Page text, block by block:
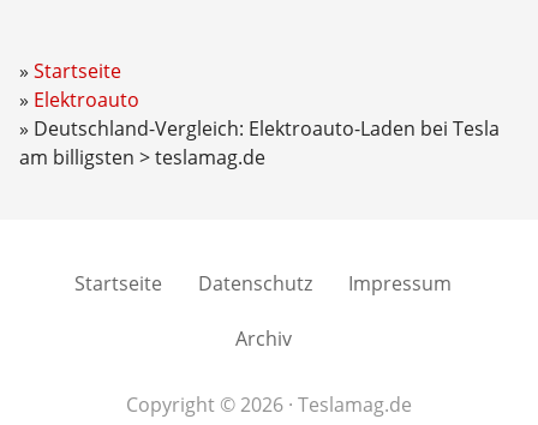
Startseite
Elektroauto
Deutschland-Vergleich: Elektroauto-Laden bei Tesla
am billigsten > teslamag.de
Startseite Datenschutz Impressum
Archiv
Copyright © 2026 · Teslamag.de